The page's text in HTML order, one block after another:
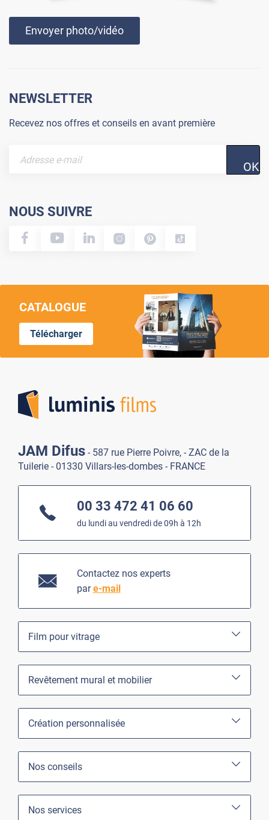
Envoyer photo/vidéo
NEWSLETTER
Recevez nos offres et conseils en avant première
OK
NOUS SUIVRE
CATALOGUE
Télécharger
JAM Difus - 587 rue Pierre Poivre, - ZAC de la
Tuilerie - 01330 Villars-les-dombes - FRANCE
00 33 472 41 06 60
du lundi au vendredi de 09h à 12h
Contactez nos experts
pare-mail
Film pour vitrage
Revêtement mural et mobilier
Création personnalisée
Nos conseils
Nos services